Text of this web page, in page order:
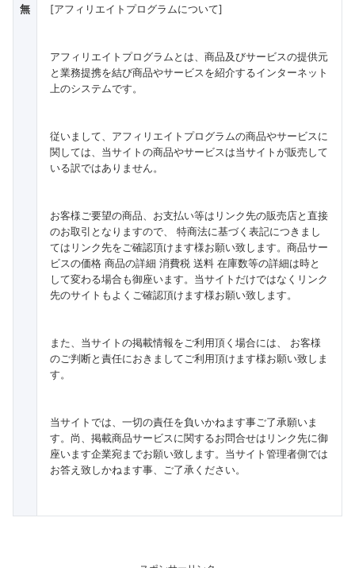
無
[アフィリエイトプログラムについて]
アフィリエイトプログラムとは、商品及びサービスの提供元
と業務提携を結び商品やサービスを紹介するインターネット
上のシステムです。
従いまして、アフィリエイトプログラムの商品やサービスに
関しては、当サイトの商品やサービスは当サイトが販売して
いる訳ではありません。
お客様ご要望の商品、お支払い等はリンク先の販売店と直接
のお取引となりますので、 特商法に基づく表記につきまし
てはリンク先をご確認頂けます様お願い致します。商品サー
ビスの価格 商品の詳細 消費税 送料 在庫数等の詳細は時と
して変わる場合も御座います。当サイトだけではなくリンク
先のサイトもよくご確認頂けます様お願い致します。
また、当サイトの掲載情報をご利用頂く場合には、 お客様
のご判断と責任におきましてご利用頂けます様お願い致しま
す。
当サイトでは、一切の責任を負いかねます事ご了承願いま
す。尚、掲載商品サービスに関するお問合せはリンク先に御
座います企業宛までお願い致します。当サイト管理者側では
お答え致しかねます事、ご了承ください。